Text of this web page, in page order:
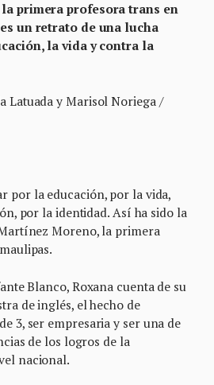
primera profesora trans en
un retrato de una lucha
la vida y contra la
Latuada y Marisol Noriega /
por la educación, por la vida,
por la identidad. Así ha sido la
Moreno, la primera
Blanco, Roxana cuenta de su
de inglés, el hecho de
3, ser empresaria y ser una de
de los logros de la
nacional.